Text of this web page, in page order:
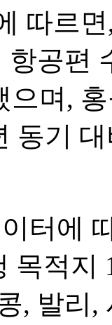
따르
항공편
으며,
동기
터에
목적지
, 발리